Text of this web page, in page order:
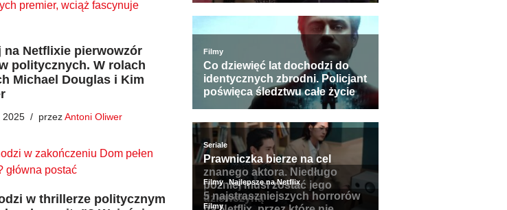
na Netflixie pierwowzór
politycznych. W rolach
Michael Douglas i Kim
2025 przezAntoni Oliwer
w thrillerze politycznym